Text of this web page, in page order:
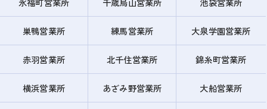
巣鴨営業所 練馬営業所 大泉学園営業所
赤羽営業所 北千住営業所 錦糸町営業所
横浜営業所 あざみ野営業所 大船営業所